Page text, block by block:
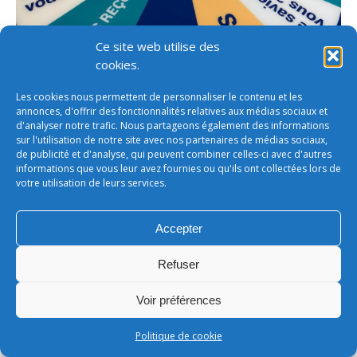
Ce site web utilise des
cookies.
Les cookies nous permettent de personnaliser le contenu et les
annonces, d'offrir des fonctionnalités relatives aux médias sociaux et
d'analyser notre trafic. Nous partageons également des informations
sur l'utilisation de notre site avec nos partenaires de médias sociaux,
de publicité et d'analyse, qui peuvent combiner celles-ci avec d'autres
informations que vous leur avez fournies ou qu'ils ont collectées lors de
votre utilisation de leurs services.
Accepter
Refuser
Voir préférences
Politique de cookie
Conditions générales de vente